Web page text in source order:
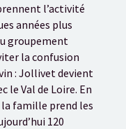
l’activité
années plus
groupement
la confusion
: Jollivet devient
le Val de Loire. En
famille prend les
120